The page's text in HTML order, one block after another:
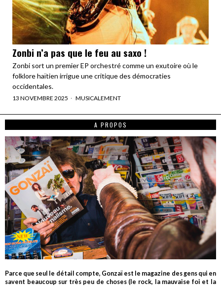
Zonbi n’a pas que le feu au saxo !
Zonbi sort un premier EP orchestré comme un exutoire où le
folklore haïtien irrigue une critique des démocraties
occidentales.
13 NOVEMBRE 2025 MUSICALEMENT
A PROPOS
Parce que seul le détail compte, Gonzaï est le magazine des gens qui en
savent beaucoup sur très peu de choses (le rock, la mauvaise foi et la